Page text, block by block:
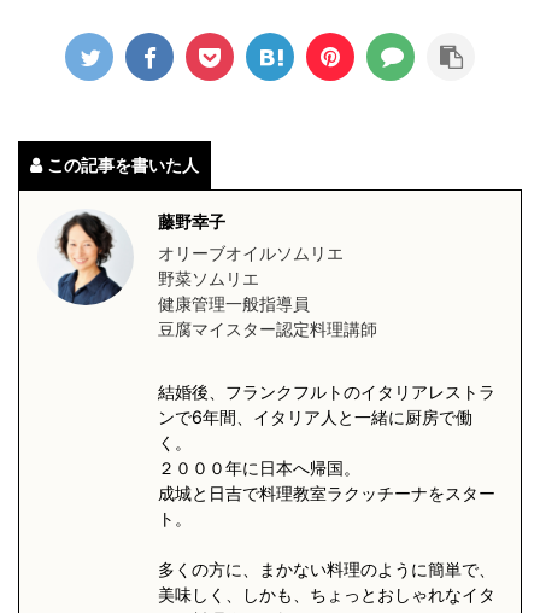
この記事を書いた人
藤野幸子
オリーブオイルソムリエ
野菜ソムリエ
健康管理一般指導員
豆腐マイスター認定料理講師
結婚後、フランクフルトのイタリアレストラ
ンで6年間、イタリア人と一緒に厨房で働
く。
２０００年に日本へ帰国。
成城と日吉で料理教室ラクッチーナをスター
ト。
多くの方に、まかない料理のように簡単で、
美味しく、しかも、ちょっとおしゃれなイタ